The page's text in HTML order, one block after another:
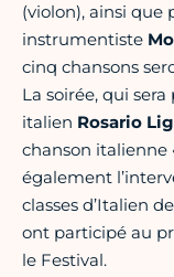
(violon), ainsi
instrumentiste
cinq chansons
La soirée, qui
italien Rosario
chanson italienne
également
classes d’Italien
ont participé au
le Festival.